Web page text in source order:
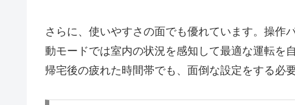
さらに、使いやすさの面でも優れています。操作
動モードでは室内の状況を感知して最適な運転を
帰宅後の疲れた時間帯でも、面倒な設定をする必